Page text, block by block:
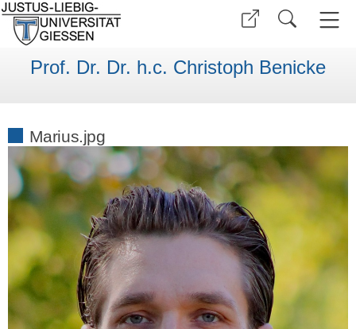
Prof. Dr. Dr. h.c. Christoph Benicke
Marius.jpg